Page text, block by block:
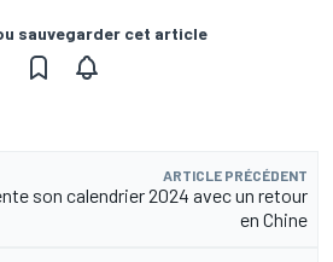
sauvegarder cet article
ARTICLE PRÉCÉDENT
son calendrier 2024 avec un retour
en Chine